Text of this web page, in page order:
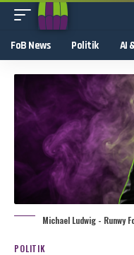
FoB News Politik AI
Michael Ludwig - Runwy
POLITIK